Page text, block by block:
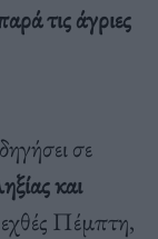
τις άγριες
σε
και
εχθές Πέμπτη,